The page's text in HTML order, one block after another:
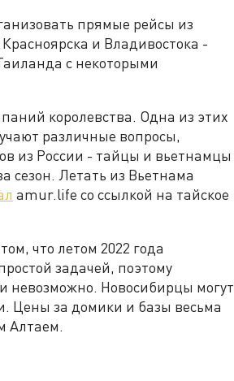
прямые рейсы из
и Владивостока -
с некоторыми
королевства. Одна из этих
различные вопросы,
из России - тайцы и вьетнамцы
сезон. Летать из Вьетнама
amur.life со ссылкой на тайское
что летом 2022 года
задачей, поэтому
невозможно. Новосибирцы могут
Цены за домики и базы весьма
Алтаем.